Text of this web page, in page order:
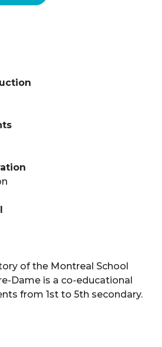
of the Montreal School
Dame is a co-educational
from 1st to 5th secondary.